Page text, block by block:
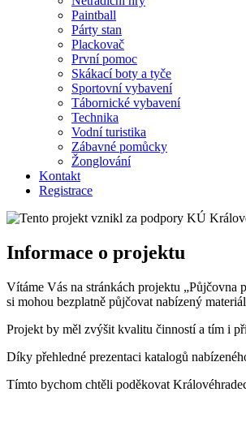
Paintball
Párty stan
Plackovač
První pomoc
Skákací boty a tyče
Sportovní vybavení
Tábornické vybavení
Technika
Vodní turistika
Zábavné pomůcky
Žonglování
Kontakt
Registrace
Informace o projektu
Vítáme Vás na stránkách projektu
si mohou bezplatně půjčovat nabízený
Projekt by měl zvýšit kvalitu činností a tím i
Díky přehledné prezentaci katalogů
Tímto bychom chtěli poděkovat